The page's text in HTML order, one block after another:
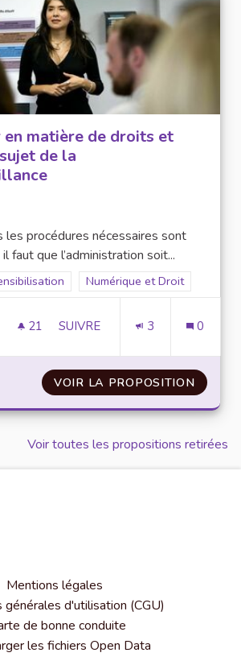
matière de droits et
de la
procédures nécessaires sont
faut que l’administration soit...
de la catégorie : Formation et
Filtrer les résultats pour le
Numérique et Droit
21 21 ABONNÉS
SUIVRE 3 0
VOIR LA PROPOSITION
Voir toutes les propositions retirées
Mentions légales
générales d'utilisation (CGU)
de bonne conduite
les fichiers Open Data